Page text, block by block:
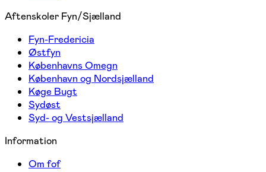
Aftenskoler Fyn/Sjælland
Fyn-Fredericia
Østfyn
Københavns Omegn
København og Nordsjælland
Køge Bugt
Sydøst
Syd- og Vestsjælland
Information
Om fof